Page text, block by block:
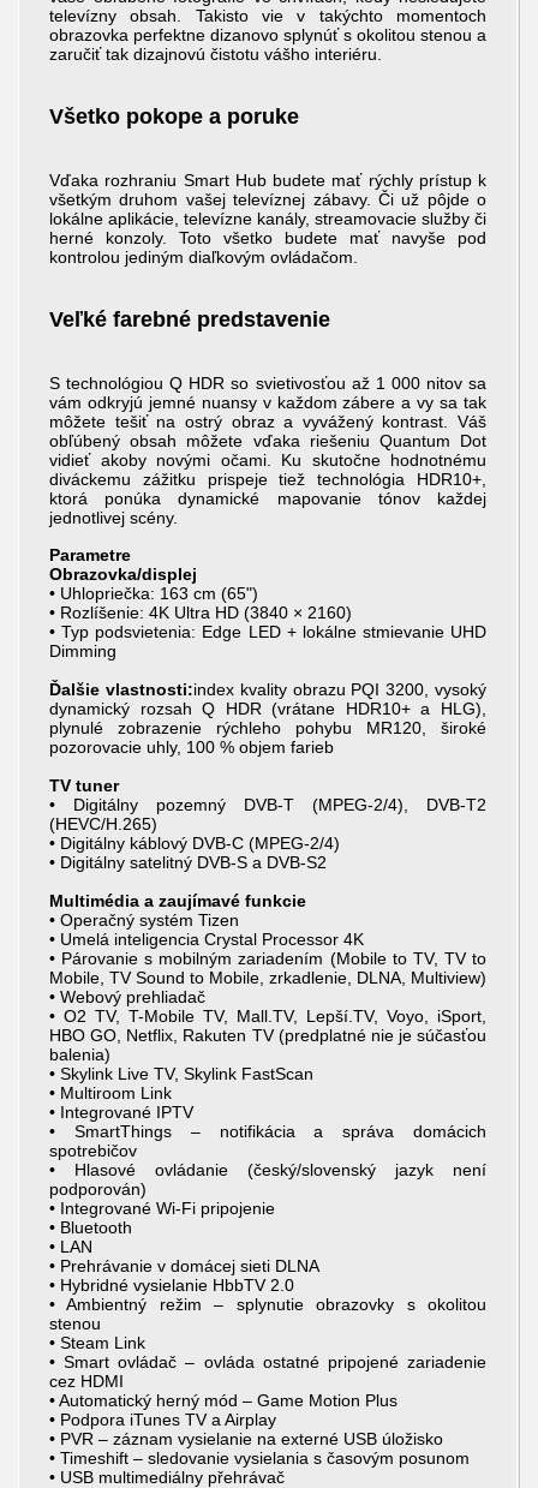
televízny obsah. Takisto vie v takýchto momentoch
obrazovka perfektne dizanovo splynúť s okolitou stenou a
zaručiť tak dizajnovú čistotu vášho interiéru.
Všetko pokope a poruke
Vďaka rozhraniu Smart Hub budete mať rýchly prístup k
všetkým druhom vašej televíznej zábavy. Či už pôjde o
lokálne aplikácie, televízne kanály, streamovacie služby či
herné konzoly. Toto všetko budete mať navyše pod
kontrolou jediným diaľkovým ovládačom.
Veľké farebné predstavenie
S technológiou Q HDR so svietivosťou až 1 000 nitov sa
vám odkryjú jemné nuansy v každom zábere a vy sa tak
môžete tešiť na ostrý obraz a vyvážený kontrast. Váš
obľúbený obsah môžete vďaka riešeniu Quantum Dot
vidieť akoby novými očami. Ku skutočne hodnotnému
diváckemu zážitku prispeje tiež technológia HDR10+,
ktorá ponúka dynamické mapovanie tónov každej
jednotlivej scény.
Parametre
Obrazovka/displej
• Uhlopriečka: 163 cm (65")
• Rozlíšenie: 4K Ultra HD (3840 × 2160)
• Typ podsvietenia: Edge LED + lokálne stmievanie UHD
Dimming
Ďalšie vlastnosti:index kvality obrazu PQI 3200, vysoký
dynamický rozsah Q HDR (vrátane HDR10+ a HLG),
plynulé zobrazenie rýchleho pohybu MR120, široké
pozorovacie uhly, 100 % objem farieb
TV tuner
• Digitálny pozemný DVB-T (MPEG-2/4), DVB-T2
(HEVC/H.265)
• Digitálny káblový DVB-C (MPEG-2/4)
• Digitálny satelitný DVB-S a DVB-S2
Multimédia a zaujímavé funkcie
• Operačný systém Tizen
• Umelá inteligencia Crystal Processor 4K
• Párovanie s mobilným zariadením (Mobile to TV, TV to
Mobile, TV Sound to Mobile, zrkadlenie, DLNA, Multiview)
• Webový prehliadač
• O2 TV, T-Mobile TV, Mall.TV, Lepší.TV, Voyo, iSport,
HBO GO, Netflix, Rakuten TV (predplatné nie je súčasťou
balenia)
• Skylink Live TV, Skylink FastScan
• Multiroom Link
• Integrované IPTV
• SmartThings – notifikácia a správa domácich
spotrebičov
• Hlasové ovládanie (český/slovenský jazyk není
podporován)
• Integrované Wi-Fi pripojenie
• Bluetooth
• LAN
• Prehrávanie v domácej sieti DLNA
• Hybridné vysielanie HbbTV 2.0
• Ambientný režim – splynutie obrazovky s okolitou
stenou
• Steam Link
• Smart ovládač – ovláda ostatné pripojené zariadenie
cez HDMI
• Automatický herný mód – Game Motion Plus
• Podpora iTunes TV a Airplay
• PVR – záznam vysielanie na externé USB úložisko
• Timeshift – sledovanie vysielania s časovým posunom
• USB multimediálny přehrávač